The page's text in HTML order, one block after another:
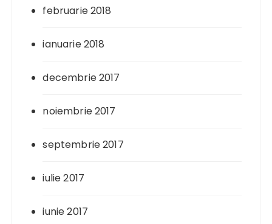
februarie 2018
ianuarie 2018
decembrie 2017
noiembrie 2017
septembrie 2017
iulie 2017
iunie 2017